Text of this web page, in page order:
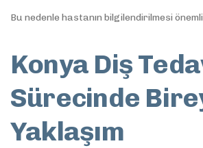
Bu nedenle hastanın bilgilendirilmesi
Konya Diş
Sürecinde
Yaklaşım